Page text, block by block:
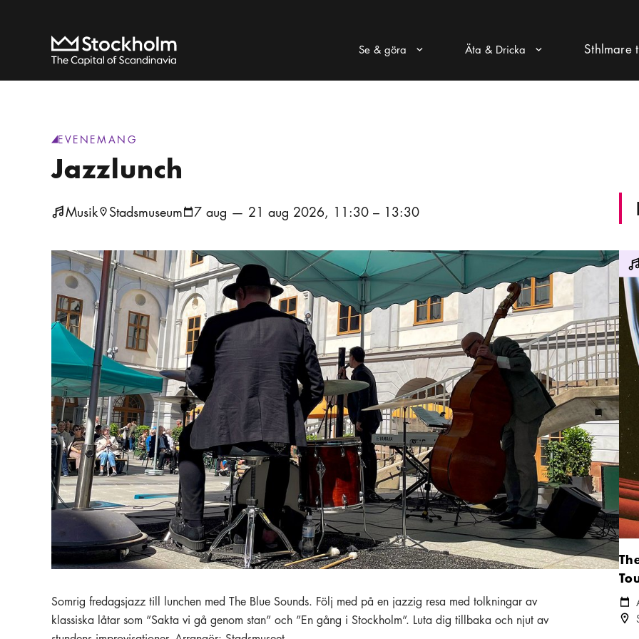
Hem
Se & göra Äta & Dricka Sthlmare
generic.category
EVENEMANG
Jazzlunch
MusikPlats ikon
StadsmuseumKalender ikon
7 aug — 21 aug 2026, 11:30 – 13:30
Somrig fredagsjazz till lunchen med The Blue Sounds. Följ med på en jazzig resa med tolkningar av
klassiska låtar som ”Sakta vi gå genom stan” och ”En gång i Stockholm”. Luta dig tillbaka och njut av